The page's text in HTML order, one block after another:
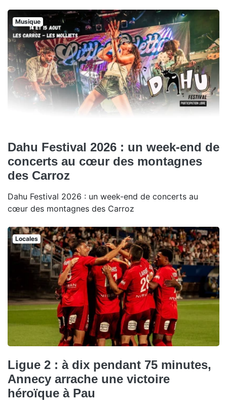
Musique
Dahu Festival 2026 : un week-end de
concerts au cœur des montagnes
des Carroz
Dahu Festival 2026 : un week-end de concerts au
cœur des montagnes des Carroz
Locales
Ligue 2 : à dix pendant 75 minutes,
Annecy arrache une victoire
héroïque à Pau